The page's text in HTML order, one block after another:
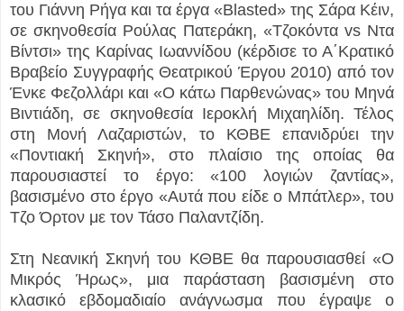
του Γιάννη Ρήγα και τα έργα «Blasted» της Σάρα Κέιν,
σε σκηνοθεσία Ρούλας Πατεράκη, «Τζοκόντα vs Ντα
Βίντσι» της Καρίνας Ιωαννίδου (κέρδισε το Α΄Κρατικό
Βραβείο Συγγραφής Θεατρικού Έργου 2010) από τον
Ένκε Φεζολλάρι και «Ο κάτω Παρθενώνας» του Μηνά
Βιντιάδη, σε σκηνοθεσία Ιεροκλή Μιχαηλίδη. Τέλος
στη Μονή Λαζαριστών, το ΚΘΒΕ επανιδρύει την
«Ποντιακή Σκηνή», στο πλαίσιο της οποίας θα
παρουσιαστεί το έργο: «100 λογιών ζαντίας»,
βασισμένο στο έργο «Αυτά που είδε ο Μπάτλερ», του
Τζο Όρτον με τον Τάσο Παλαντζίδη.
Στη Νεανική Σκηνή του ΚΘΒΕ θα παρουσιασθεί «Ο
Μικρός Ήρως», μια παράσταση βασισμένη στο
κλασικό εβδομαδιαίο ανάγνωσμα που έγραψε ο